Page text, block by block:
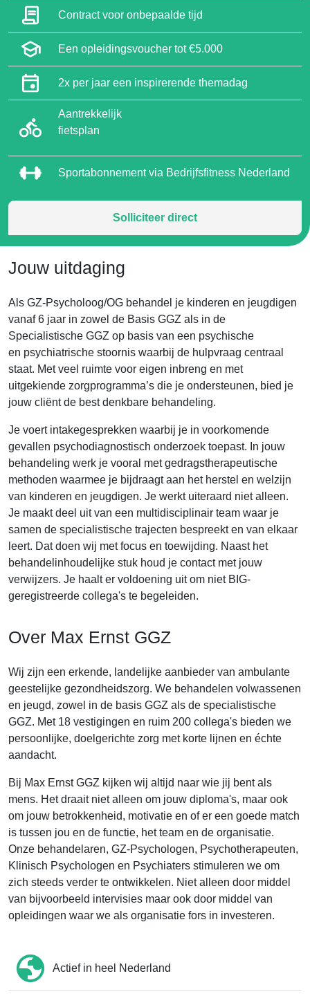
Contract voor onbepaalde tijd
Een opleidingsvoucher tot €5.000
2x per jaar een inspirerende themadag
Aantrekkelijk
fietsplan
Sportabonnement via Bedrijfsfitness Nederland
Solliciteer direct
Jouw uitdaging
Als GZ-Psycholoog/OG behandel je kinderen en jeugdigen
vanaf 6 jaar in zowel de Basis GGZ als in de
Specialistische GGZ op basis van een psychische
en psychiatrische stoornis waarbij de hulpvraag centraal
staat. Met veel ruimte voor eigen inbreng en met
uitgekiende zorgprogramma’s die je ondersteunen, bied je
jouw cliënt de best denkbare behandeling.
Je voert intakegesprekken waarbij je in voorkomende
gevallen psychodiagnostisch onderzoek toepast. In jouw
behandeling werk je vooral met gedragstherapeutische
methoden waarmee je bijdraagt aan het herstel en welzijn
van kinderen en jeugdigen. Je werkt uiteraard niet alleen.
Je maakt deel uit van een multidisciplinair team waar je
samen de specialistische trajecten bespreekt en van elkaar
leert. Dat doen wij met focus en toewijding. Naast het
behandelinhoudelijke stuk houd je contact met jouw
verwijzers. Je haalt er voldoening uit om niet BIG-
geregistreerde collega's te begeleiden.
Over Max Ernst GGZ
Wij zijn een erkende, landelijke aanbieder van ambulante
geestelijke gezondheidszorg. We behandelen volwassenen
en jeugd, zowel in de basis GGZ als de specialistische
GGZ. Met 18 vestigingen en ruim 200 collega's bieden we
persoonlijke, doelgerichte zorg met korte lijnen en échte
aandacht.
Bij Max Ernst GGZ kijken wij altijd naar wie jij bent als
mens. Het draait niet alleen om jouw diploma's, maar ook
om jouw betrokkenheid, motivatie en of er een goede match
is tussen jou en de functie, het team en de organisatie.
Onze behandelaren, GZ-Psychologen, Psychotherapeuten,
Klinisch Psychologen en Psychiaters stimuleren we om
zich steeds verder te ontwikkelen. Niet alleen door middel
van bijvoorbeeld intervisies maar ook door middel van
opleidingen waar we als organisatie fors in investeren.
Actief in heel Nederland